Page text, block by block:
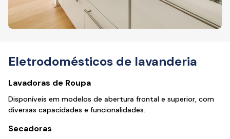
Eletrodomésticos de lavanderia
Lavadoras de Roupa
Disponíveis em modelos de abertura frontal e superior, com
diversas capacidades e funcionalidades.
Secadoras